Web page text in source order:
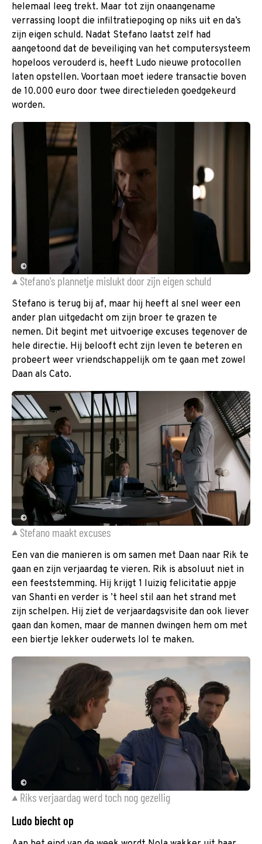
helemaal leeg trekt. Maar tot zijn onaangename
verrassing loopt die infiltratiepoging op niks uit en da’s
zijn eigen schuld. Nadat Stefano laatst zelf had
aangetoond dat de beveiliging van het computersysteem
hopeloos verouderd is, heeft Ludo nieuwe protocollen
laten opstellen. Voortaan moet iedere transactie boven
de 10.000 euro door twee directieleden goedgekeurd
worden.
©
Stefano's plannetje mislukt door zijn eigen schuld
Stefano is terug bij af, maar hij heeft al snel weer een
ander plan uitgedacht om zijn broer te grazen te
nemen. Dit begint met uitvoerige excuses tegenover de
hele directie. Hij belooft echt zijn leven te beteren en
probeert weer vriendschappelijk om te gaan met zowel
Daan als Cato.
©
Stefano maakt excuses
Een van die manieren is om samen met Daan naar Rik te
gaan en zijn verjaardag te vieren. Rik is absoluut niet in
een feeststemming. Hij krijgt 1 luizig felicitatie appje
van Shanti en verder is ’t heel stil aan het strand met
zijn schelpen. Hij ziet de verjaardagsvisite dan ook liever
gaan dan komen, maar de mannen dwingen hem om met
een biertje lekker ouderwets lol te maken.
©
Riks verjaardag werd toch nog gezellig
Ludo biecht op